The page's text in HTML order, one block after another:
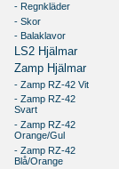
- Regnkläder
- Skor
- Balaklavor
LS2 Hjälmar
Zamp Hjälmar
- Zamp RZ-42 Vit
- Zamp RZ-42
Svart
- Zamp RZ-42
Orange/Gul
- Zamp RZ-42
Blå/Orange